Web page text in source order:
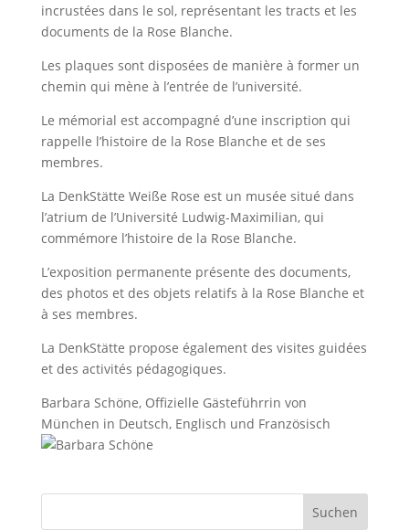
incrustées dans le sol, représentant les tracts et les
documents de la Rose Blanche.
Les plaques sont disposées de manière à former un
chemin qui mène à l’entrée de l’université.
Le mémorial est accompagné d’une inscription qui
rappelle l’histoire de la Rose Blanche et de ses
membres.
La DenkStätte Weiße Rose est un musée situé dans
l’atrium de l’Université Ludwig-Maximilian, qui
commémore l’histoire de la Rose Blanche.
L’exposition permanente présente des documents,
des photos et des objets relatifs à la Rose Blanche et
à ses membres.
La DenkStätte propose également des visites guidées
et des activités pédagogiques.
Barbara Schöne, Offizielle Gästeführrin von
München in Deutsch, Englisch und Französisch